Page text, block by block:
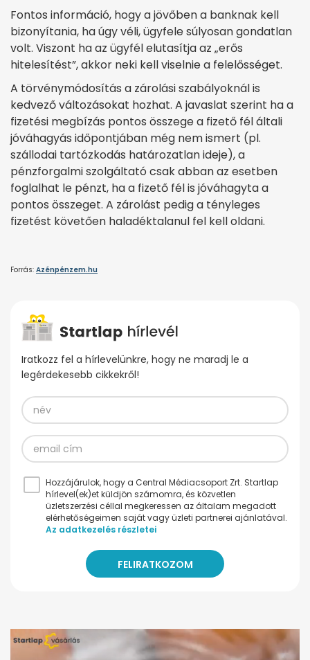
Fontos információ, hogy a jövőben a banknak kell
bizonyítania, ha úgy véli, ügyfele súlyosan gondatlan
volt. Viszont ha az ügyfél elutasítja az „erős
hitelesítést”, akkor neki kell viselnie a felelősséget.
A törvénymódosítás a zárolási szabályoknál is
kedvező változásokat hozhat. A javaslat szerint ha a
fizetési megbízás pontos összege a fizető fél általi
jóváhagyás időpontjában még nem ismert (pl.
szállodai tartózkodás határozatlan ideje), a
pénzforgalmi szolgáltató csak abban az esetben
foglalhat le pénzt, ha a fizető fél is jóváhagyta a
pontos összeget. A zárolást pedig a tényleges
fizetést követően haladéktalanul fel kell oldani.
Forrás: Azénpénzem.hu
Iratkozz fel a hírlevelünkre, hogy ne maradj le a
legérdekesebb cikkekről!
Hozzájárulok, hogy a Central Médiacsoport Zrt. Startlap
hírlevel(ek)et küldjön számomra, és közvetlen
üzletszerzési céllal megkeressen az általam megadott
elérhetőségeimen saját vagy üzleti partnerei ajánlatával.
Az adatkezelés részletei